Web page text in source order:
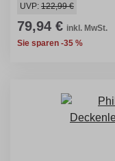
UVP: 122,99 €
79,94 € inkl. MwSt.
Sie sparen -35 %